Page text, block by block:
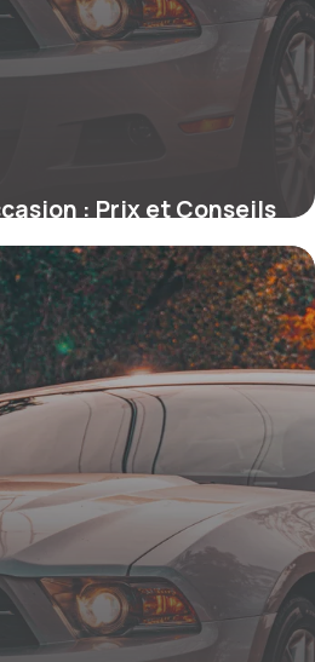
: Prix et Conseils